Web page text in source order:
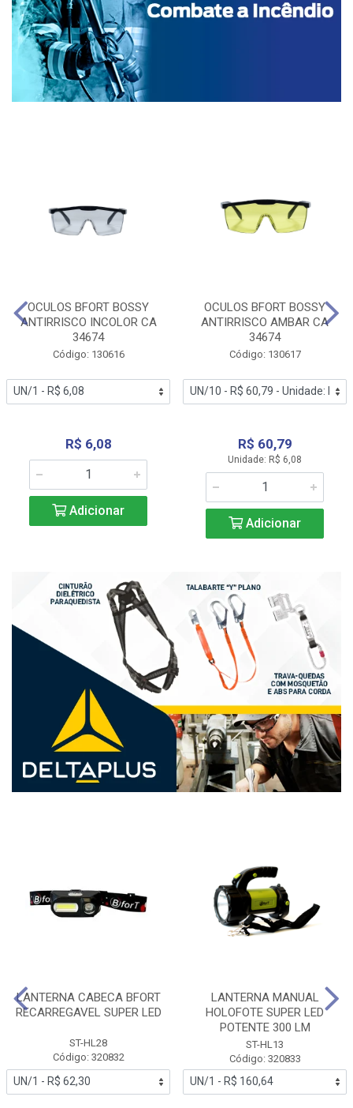
OCULOS BFORT BOSSY
ANTIRRISCO INCOLOR CA
34674
Código: 130616
R$ 6,08
Adicionar
OCULOS BFORT BOSSY
ANTIRRISCO AMBAR CA
34674
Código: 130617
R$ 60,79
Unidade: R$ 6,08
Adicionar
LANTERNA CABECA BFORT
RECARREGAVEL SUPER LED
ST-HL28
Código: 320832
LANTERNA MANUAL
HOLOFOTE SUPER LED
POTENTE 300 LM
ST-HL13
Código: 320833